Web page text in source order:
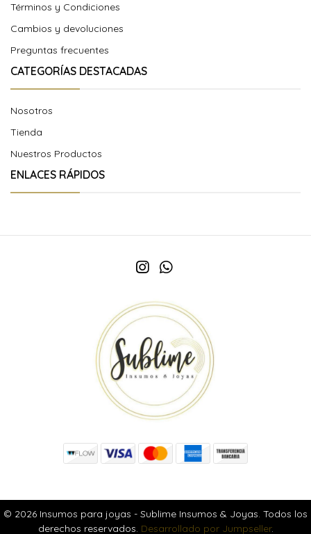
Términos y Condiciones
Cambios y devoluciones
Preguntas frecuentes
CATEGORÍAS DESTACADAS
Nosotros
Tienda
Nuestros Productos
ENLACES RÁPIDOS
© 2026 Insumos para joyas - Sublime Insumos & Joyas. Todos los
derechos reservados. Desarrollado por Jumpseller.